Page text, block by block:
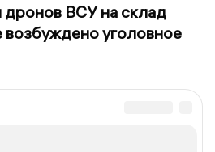
дронов ВСУ на склад
возбуждено уголовное